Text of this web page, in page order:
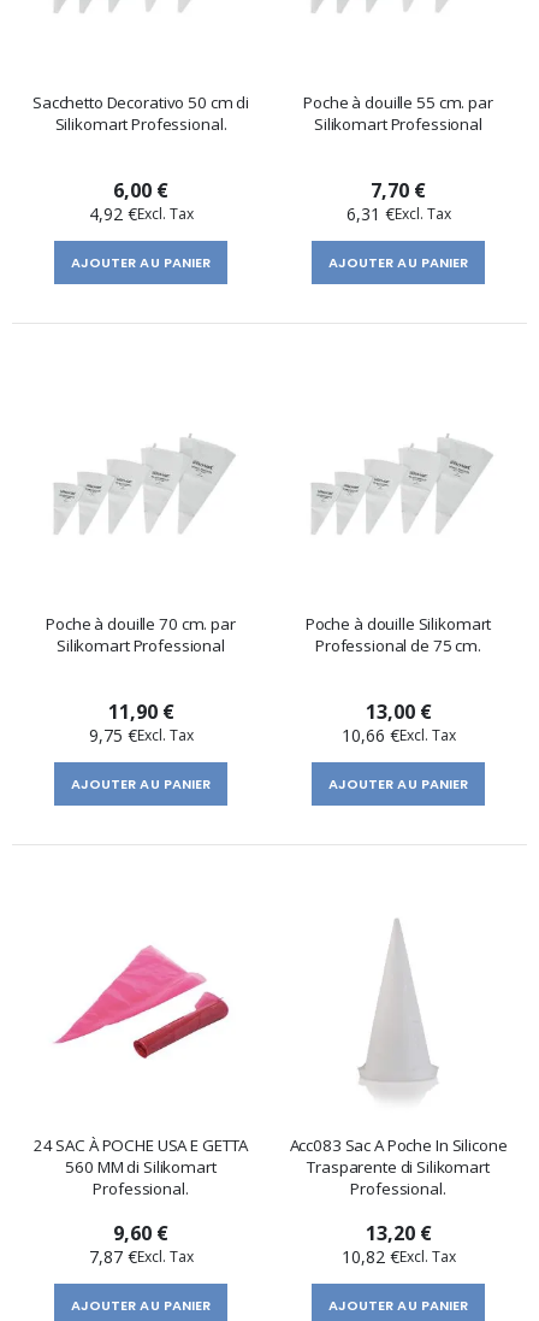
Sacchetto Decorativo 50 cm di
Silikomart Professional.
6,00 €
4,92 €
AJOUTER AU PANIER
Poche à douille 55 cm. par
Silikomart Professional
7,70 €
6,31 €
AJOUTER AU PANIER
Poche à douille 70 cm. par
Silikomart Professional
11,90 €
9,75 €
AJOUTER AU PANIER
Poche à douille Silikomart
Professional de 75 cm.
13,00 €
10,66 €
AJOUTER AU PANIER
24 SAC À POCHE USA E GETTA
560 MM di Silikomart
Professional.
9,60 €
7,87 €
AJOUTER AU PANIER
Acc083 Sac A Poche In Silicone
Trasparente di Silikomart
Professional.
13,20 €
10,82 €
AJOUTER AU PANIER